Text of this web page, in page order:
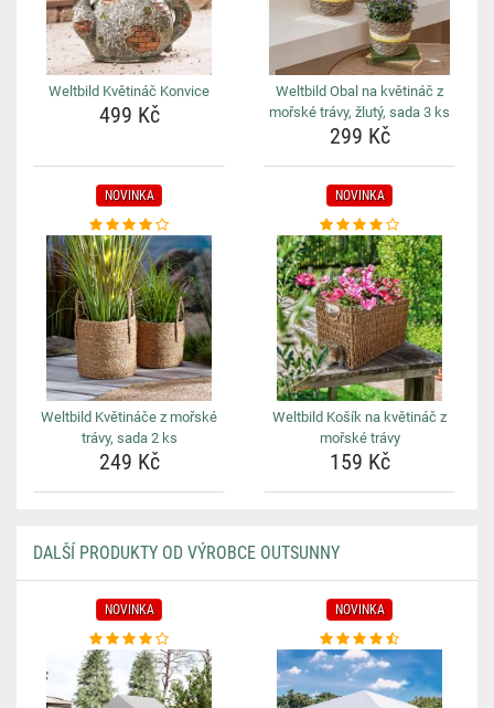
Weltbild Květináč Konvice
499 Kč
Weltbild Obal na květináč z
mořské trávy, žlutý, sada 3 ks
299 Kč
NOVINKA
Weltbild Květináče z mořské
trávy, sada 2 ks
249 Kč
NOVINKA
Weltbild Košík na květináč z
mořské trávy
159 Kč
DALŠÍ PRODUKTY OD VÝROBCE OUTSUNNY
NOVINKA NOVINKA